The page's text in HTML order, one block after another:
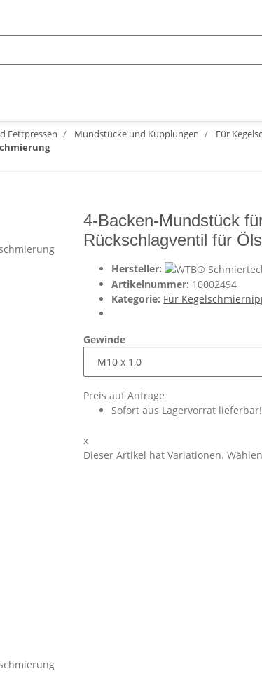
Fettpressen Mundstücke und Kupplungen
Für
4-Backen-Mundstück
Rückschlagventil für
Hersteller:
Artikelnummer: 10002494
Kategorie: Für
Gewinde
Preis auf Anfrage
Sofort aus Lagervorrat lieferbar!
x
Dieser Artikel hat Variationen.